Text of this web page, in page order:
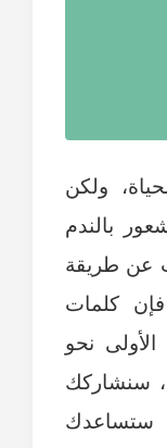
ولكن
بالندم
عن طريقة
كلمات
نحو
سنشاركك
ستساعدك